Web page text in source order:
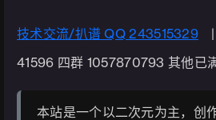
技术交流/扒谱 QQ 243515329 |
41596 四群 1057870793 其他已
本站是一个以二次元为主，创